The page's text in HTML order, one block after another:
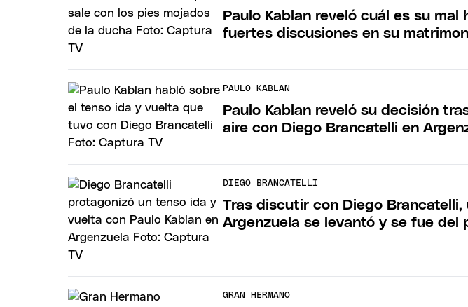
Paulo Kablan reveló cuál es su mal
fuertes discusiones en su
PAULO KABLAN
Paulo Kablan reveló su decisión
aire con Diego Brancatelli en
DIEGO BRANCATELLI
Tras discutir con Diego
Argenzuela se levantó y se fue del
GRAN HERMANO